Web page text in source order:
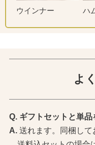
ウインナー ハ
よ
ギフトセットと単品
送れます。同梱して